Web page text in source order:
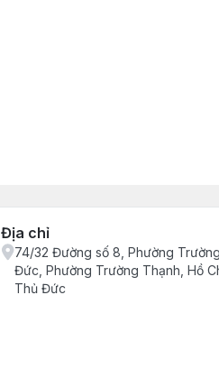
Địa chỉ
74/32 Đường số 8, Phường
Đức, Phường Trường Thạnh, Hồ
Thủ Đức